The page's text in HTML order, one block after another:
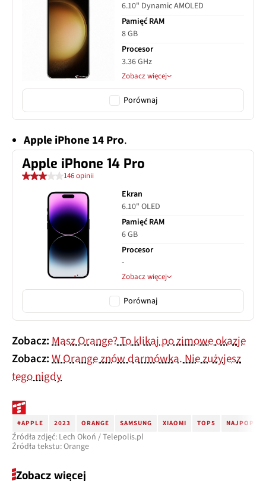
6.10" Dynamic AMOLED
Pamięć RAM
8 GB
Procesor
3.36 GHz
Zobacz więcej
Porównaj
Apple iPhone 14 Pro.
Apple iPhone 14 Pro
146 opinii
Ekran
6.10" OLED
Pamięć RAM
6 GB
Procesor
-
Zobacz więcej
Porównaj
Zobacz:Masz Orange? To klikaj po zimowe okazje
Zobacz:W Orange znów darmówka. Nie zużyjesz
tego nigdy
#APPLE 2023 ORANGE SAMSUNG XIAOMI TOP5
Źródła zdjęć: Lech Okoń / Telepolis.pl
Źródła tekstu: Orange
Zobacz więcej